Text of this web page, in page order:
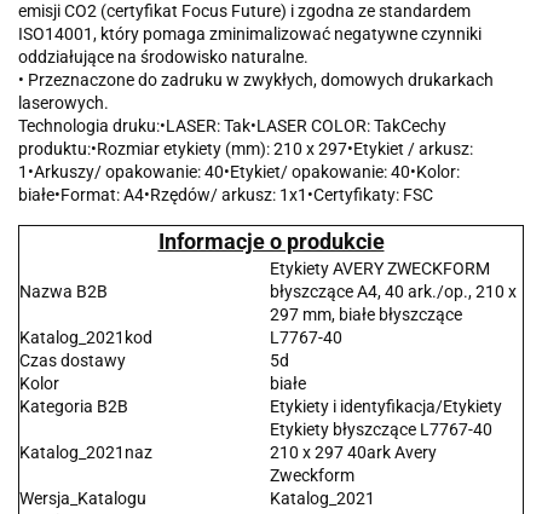
emisji CO2 (certyfikat Focus Future) i zgodna ze standardem
ISO14001, który pomaga zminimalizować negatywne czynniki
oddziałujące na środowisko naturalne.
• Przeznaczone do zadruku w zwykłych, domowych drukarkach
laserowych.
Technologia druku:•LASER: Tak•LASER COLOR: TakCechy
produktu:•Rozmiar etykiety (mm): 210 x 297•Etykiet / arkusz:
1•Arkuszy/ opakowanie: 40•Etykiet/ opakowanie: 40•Kolor:
białe•Format: A4•Rzędów/ arkusz: 1x1•Certyfikaty: FSC
Informacje o produkcie
Nazwa B2B
Etykiety AVERY ZWECKFORM
błyszczące A4, 40 ark./op., 210 x
297 mm, białe błyszczące
Katalog_2021kod
L7767-40
Czas dostawy
5d
Kolor
białe
Kategoria B2B
Etykiety i identyfikacja/Etykiety
Katalog_2021naz
Etykiety błyszczące L7767-40
210 x 297 40ark Avery
Zweckform
Wersja_Katalogu
Katalog_2021